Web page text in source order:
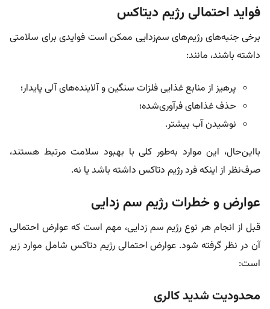
فواید احتمالی رژیم دیتاکس
برخی جنبه‌های رژیم‌های سم‌زدایی ممکن است فوایدی برای سلامتی
داشته باشند، مانند:
پرهیز از منابع غذایی فلزات سنگین و آلاینده‌های آلی پایدار؛
حذف غذاهای فرآوری‌شده؛
نوشیدن آب بیشتر.
بااین‌حال، این موارد به‌طور کلی با بهبود سلامت مرتبط هستند،
صرف‌نظر از اینکه فرد رژیم دتاکس داشته باشد یا نه.
عوارض و خطرات رژیم سم‌ زدایی
قبل از انجام هر نوع رژیم سم زدایی، مهم است که عوارض احتمالی
آن در نظر گرفته شود. عوارض احتمالی رژیم دتاکس شامل موارد زیر
است:
محدودیت شدید کالری